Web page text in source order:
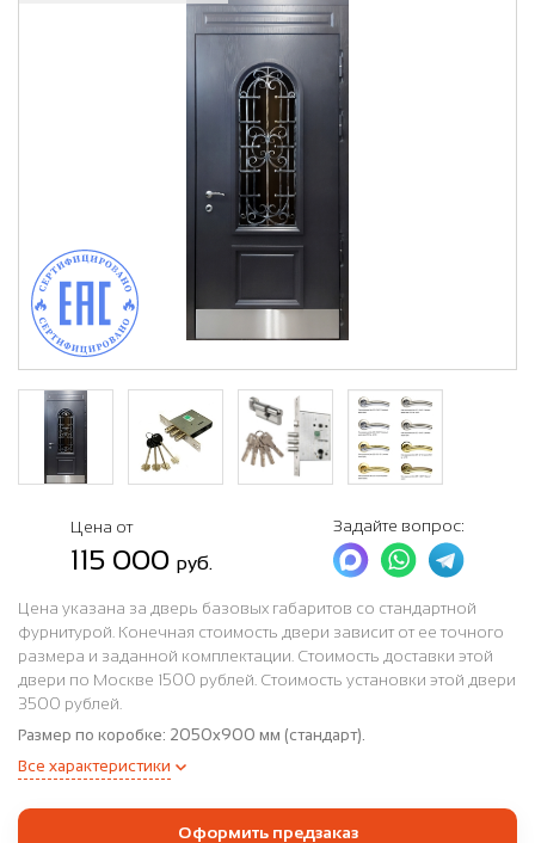
Цена от
115 000руб.
Задайте вопрос:
Цена указана за дверь базовых габаритов со стандартной
фурнитурой. Конечная стоимость двери зависит от ее точного
размера и заданной комплектации. Стоимость доставки этой
двери по Москве 1500 рублей. Стоимость установки этой двери
3500 рублей.
Размер по коробке: 2050x900 мм (стандарт).
Все характеристики
Оформить предзаказ